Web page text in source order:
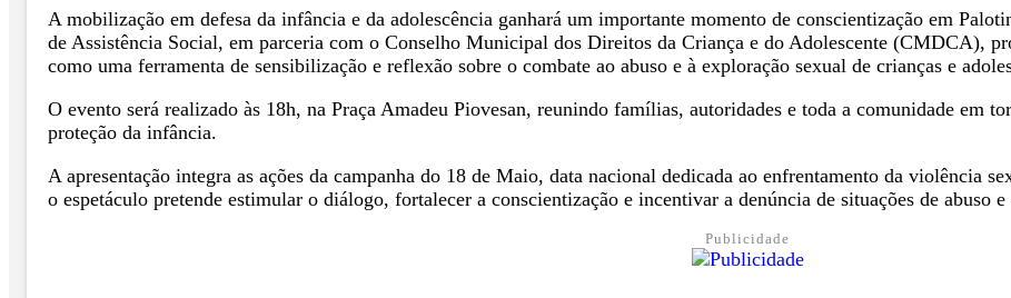
A mobilização em defesa da infância e da adolescência ganhará um importante momento de conscientização em
de Assistência Social, em parceria com o Conselho Municipal dos Direitos da Criança e do Adolescente (CMDCA),
como uma ferramenta de sensibilização e reflexão sobre o combate ao abuso e à exploração sexual de crianças e
O evento será realizado às 18h, na Praça Amadeu Piovesan, reunindo famílias, autoridades e toda a comunidade em
proteção da infância.
A apresentação integra as ações da campanha do 18 de Maio, data nacional dedicada ao enfrentamento da violência
o espetáculo pretende estimular o diálogo, fortalecer a conscientização e incentivar a denúncia de situações de abuso
Publicidade